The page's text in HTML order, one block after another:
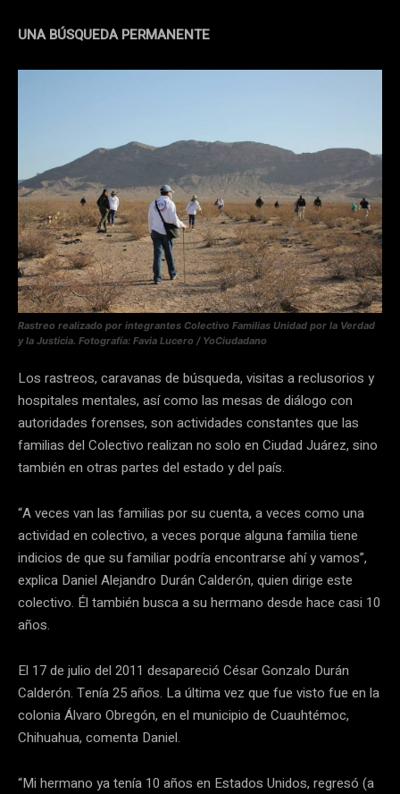
UNA BÚSQUEDA PERMANENTE
Rastreo realizado por integrantes Colectivo Familias Unidad por la Verdad
y la Justicia. Fotografía: Favia Lucero / YoCiudadano
Los rastreos, caravanas de búsqueda, visitas a reclusorios y
hospitales mentales, así como las mesas de diálogo con
autoridades forenses, son actividades constantes que las
familias del Colectivo realizan no solo en Ciudad Juárez, sino
también en otras partes del estado y del país.
“A veces van las familias por su cuenta, a veces como una
actividad en colectivo, a veces porque alguna familia tiene
indicios de que su familiar podría encontrarse ahí y vamos”,
explica Daniel Alejandro Durán Calderón, quien dirige este
colectivo. Él también busca a su hermano desde hace casi 10
años.
El 17 de julio del 2011 desapareció César Gonzalo Durán
Calderón. Tenía 25 años. La última vez que fue visto fue en la
colonia Álvaro Obregón, en el municipio de Cuauhtémoc,
Chihuahua, comenta Daniel.
“Mi hermano ya tenía 10 años en Estados Unidos, regresó (a